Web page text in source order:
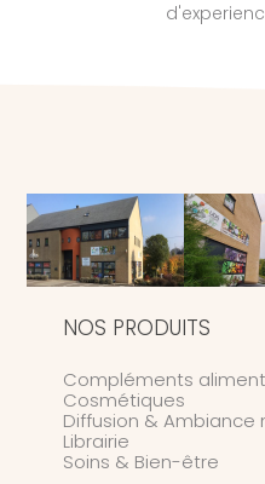
NOS PRODUITS
Compléments
Cosmétiques
Diffusion & Ambiance
Librairie
Soins & Bien-être